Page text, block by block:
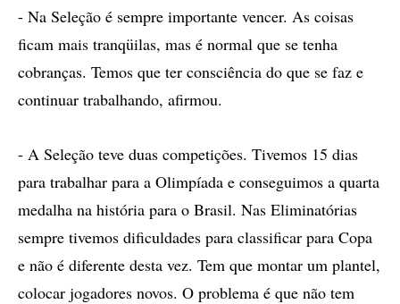
- Na Seleção é sempre importante vencer. As coisas
ficam mais tranqüilas, mas é normal que se tenha
cobranças. Temos que ter consciência do que se faz e
continuar trabalhando, afirmou.
- A Seleção teve duas competições. Tivemos 15 dias
para trabalhar para a Olimpíada e conseguimos a quarta
medalha na história para o Brasil. Nas Eliminatórias
sempre tivemos dificuldades para classificar para Copa
e não é diferente desta vez. Tem que montar um plantel,
colocar jogadores novos. O problema é que não tem